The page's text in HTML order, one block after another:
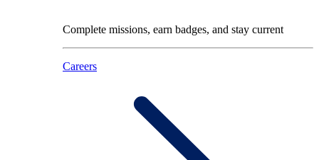
Complete missions, earn badges, and stay current
Careers